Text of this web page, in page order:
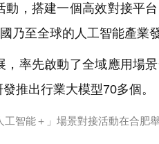
，搭建一個高效對接平
乃至全球的人工智能產業
率先啟動了全域應用場
推出行業大模型70多個。
智能＋」場景對接活動在合肥